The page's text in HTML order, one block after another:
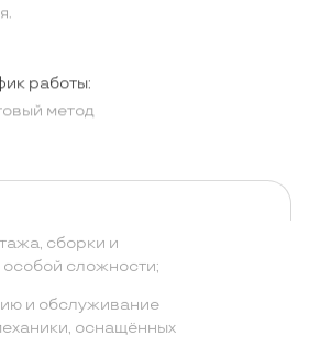
работы:
метод
сборки и
сложности;
и обслуживание
оснащённых